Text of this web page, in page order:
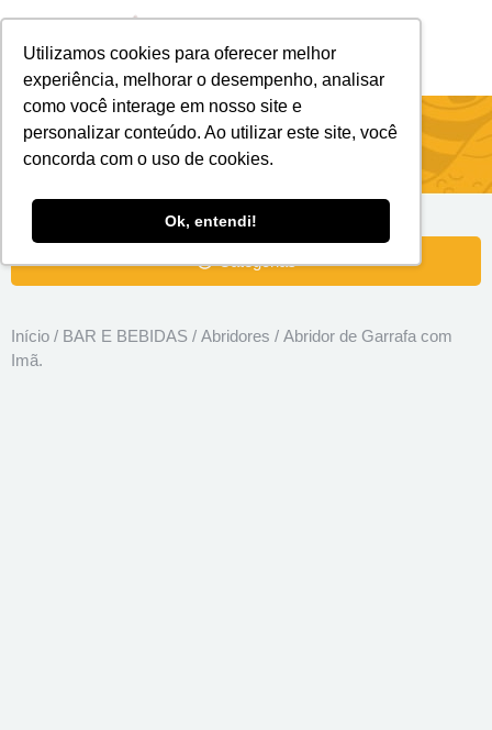
Utilizamos cookies para oferecer melhor
experiência, melhorar o desempenho, analisar
como você interage em nosso site e
personalizar conteúdo. Ao utilizar este site, você
concorda com o uso de cookies.
Ok, entendi!
Abridor de Garrafa com Imã.
Categorias
Início / BAR E BEBIDAS / Abridores / Abridor de Garrafa com
Imã.